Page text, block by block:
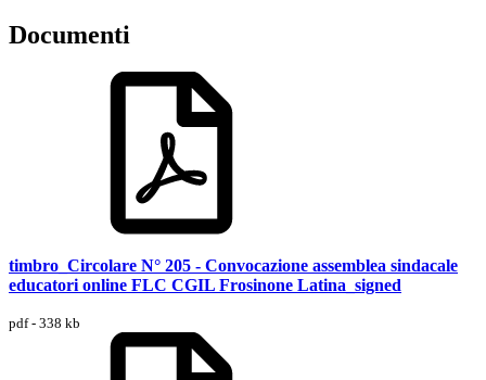
Documenti
timbro_Circolare N° 205 - Convocazione assemblea sindacale
educatori online FLC CGIL Frosinone Latina_signed
pdf - 338 kb